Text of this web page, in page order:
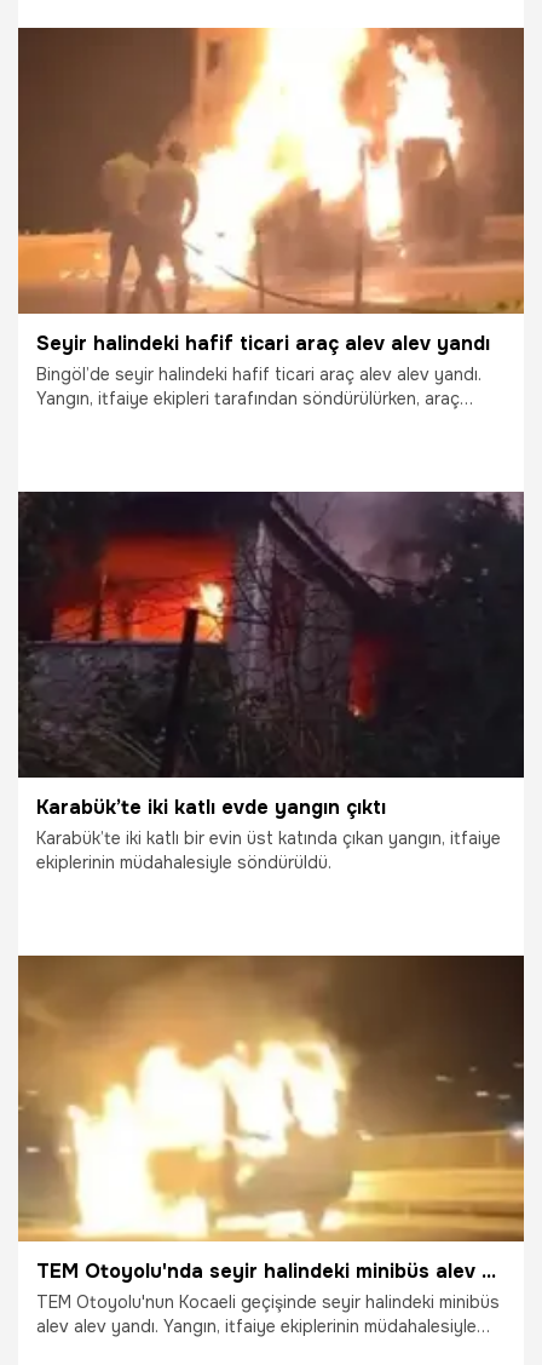
Gündem
Seyir halindeki hafif ticari araç alev alev yandı
Bingöl’de seyir halindeki hafif ticari araç alev alev yandı.
Yangın, itfaiye ekipleri tarafından söndürülürken, araç
31.07.2026 Gündem
Karabük’te iki katlı evde yangın çıktı
Karabük’te iki katlı bir evin üst katında çıkan yangın, itfaiye
ekiplerinin müdahalesiyle söndürüldü.
Gündem
TEM Otoyolu'nda seyir halindeki minibüs alev alev yandı
TEM Otoyolu'nun Kocaeli geçişinde seyir halindeki minibüs
alev alev yandı. Yangın, itfaiye ekiplerinin müdahalesiyle